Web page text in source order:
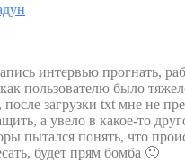
интервью прогнать,
пользователю было
после загрузки txt мне не
а увело в какое-то
пытался понять, что
будет прям бомба 🙂